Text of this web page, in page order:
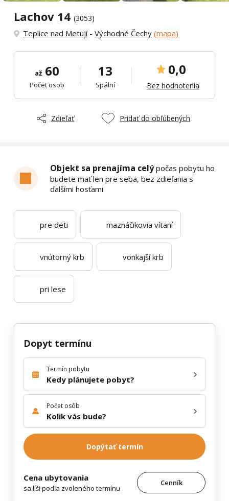
Lachov 14 (3053)
Teplice nad Metují- Východné Čechy (mapa)
až 60
Počet osob
13
Spální
0,0
Bez hodnotenia
Zdieľať Pridať do obľúbených
Objekt sa prenajíma celý počas pobytu ho
budete mať len pre seba, bez zdieľania s
ďalšími hosťami
pre deti maznáčikovia vítaní
vnútorný krb vonkajší krb
pri lese
Dopyt termínu
Termín pobytu
Kedy plánujete pobyt?
Počet osôb
Kolik vás bude?
Dopýtať termín
Cena ubytovania
sa líši podľa zvoleného termínu
Cenník